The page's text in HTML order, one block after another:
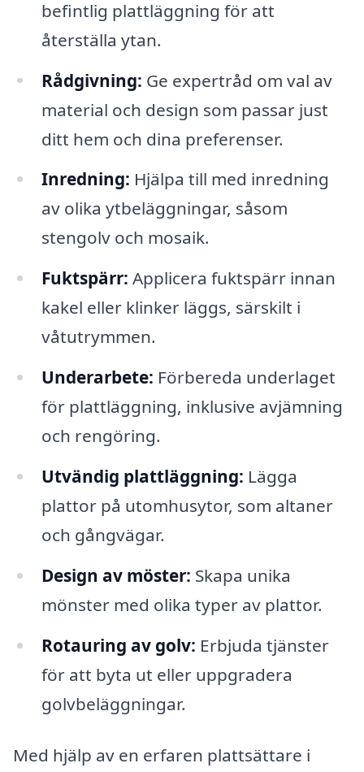
befintlig plattläggning för att
återställa ytan.
Rådgivning: Ge expertråd om val av
material och design som passar just
ditt hem och dina preferenser.
Inredning: Hjälpa till med inredning
av olika ytbeläggningar, såsom
stengolv och mosaik.
Fuktspärr: Applicera fuktspärr innan
kakel eller klinker läggs, särskilt i
våtutrymmen.
Underarbete: Förbereda underlaget
för plattläggning, inklusive avjämning
och rengöring.
Utvändig plattläggning: Lägga
plattor på utomhusytor, som altaner
och gångvägar.
Design av möster: Skapa unika
mönster med olika typer av plattor.
Rotauring av golv: Erbjuda tjänster
för att byta ut eller uppgradera
golvbeläggningar.
Med hjälp av en erfaren plattsättare i